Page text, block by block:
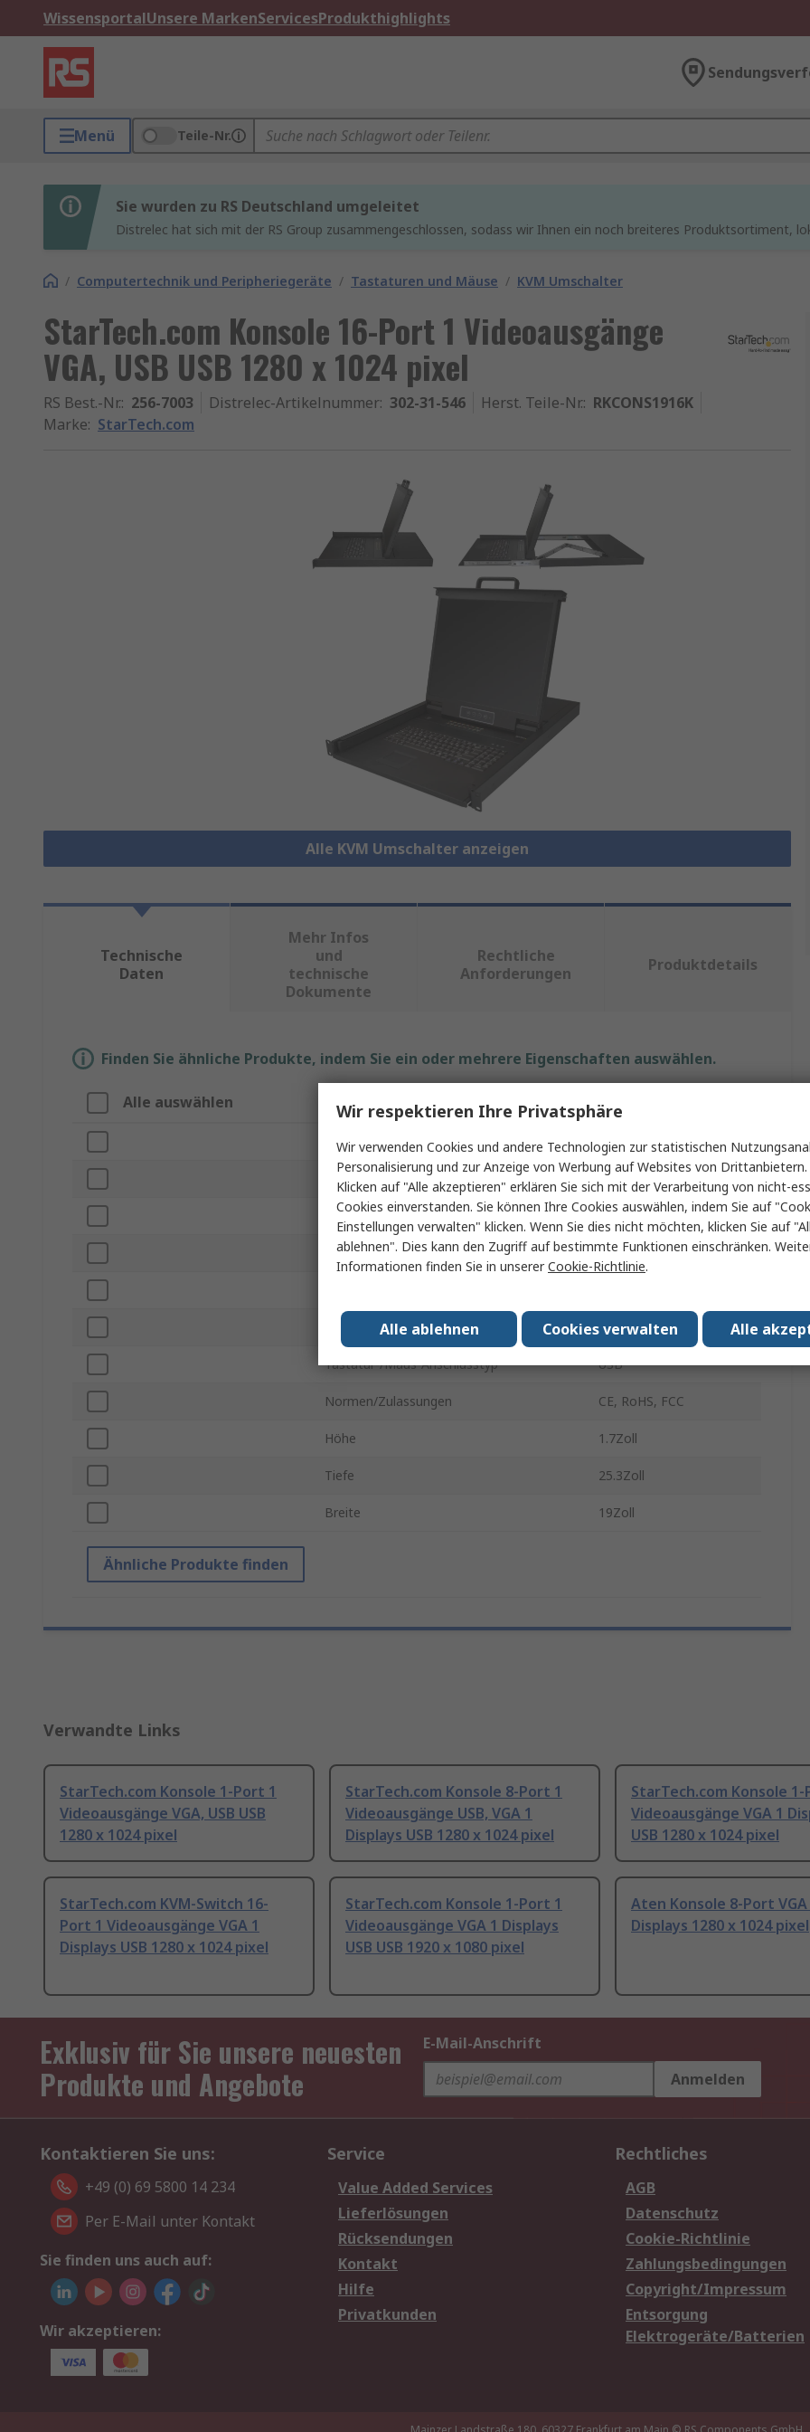
WissensportalUnsere MarkenServicesProdukthighlights
Menü Teile-Nr.
Sie wurden zu RS Deutschland umgeleitet
Distrelec hat sich mit der RS Group zusammengeschlossen, sodass wir Ihnen ein noch breiteres Produktsortiment,
/ Computertechnik und Peripheriegeräte / Tastaturen und Mäuse / KVM Umschalter
StarTech.com Konsole 16-Port 1 Videoausgänge
VGA, USB USB 1280 x 1024 pixel
RS Best.-Nr.: 256-7003 Distrelec-Artikelnummer: 302-31-546 Herst. Teile-Nr.: RKCONS1916K
Marke: StarTech.com
Alle KVM Umschalter anzeigen
Technische
Daten
Mehr Infos
und
technische
Dokumente
Rechtliche
Anforderungen
Produktdetails
Finden Sie ähnliche Produkte, indem Sie ein oder mehrere Eigenschaften auswählen.
Alle auswählen Eigenschaft Wert
Marke StarTech.com
Video-Anschlusstyp VGA, USB
Produkt Typ Konsole
Anzahl der Anschlüsse 16
Auflösung max. 1280 x 1024 pixel
Tastatur-/Maus-Anschlusstyp USB
Normen/Zulassungen CE, RoHS, FCC
Höhe 1.7Zoll
Tiefe 25.3Zoll
Breite 19Zoll
Ähnliche Produkte finden
Verwandte Links
StarTech.com Konsole 1-Port 1
Videoausgänge VGA, USB USB
1280 x 1024 pixel
StarTech.com Konsole 8-Port 1
Videoausgänge USB, VGA 1
Displays USB 1280 x 1024 pixel
StarTech.com Konsole 1-
Videoausgänge VGA 1
USB 1280 x 1024 pixel
StarTech.com KVM-Switch 16-
Port 1 Videoausgänge VGA 1
Displays USB 1280 x 1024 pixel
StarTech.com Konsole 1-Port 1
Videoausgänge VGA 1 Displays
USB USB 1920 x 1080 pixel
Aten Konsole 8-Port VGA
Displays 1280 x 1024 pixel
Exklusiv für Sie unsere neuesten
Produkte und Angebote
E-Mail-Anschrift
Anmelden
Kontaktieren Sie uns:
+49 (0) 69 5800 14 234
Per E-Mail unter Kontakt
Sie finden uns auch auf:
Wir akzeptieren:
Service
Value Added Services
Lieferlösungen
Rücksendungen
Kontakt
Hilfe
Privatkunden
Rechtliches
AGB
Datenschutz
Cookie-Richtlinie
Zahlungsbedingungen
Copyright/Impressum
Entsorgung
Elektrogeräte/Batterien
Wir respektieren Ihre Privatsphäre
Wir verwenden Cookies und andere Technologien zur statistischen
Personalisierung und zur Anzeige von Werbung auf Websites von
Klicken auf "Alle akzeptieren" erklären Sie sich mit der Verarbeitung von nicht-
Cookies einverstanden. Sie können Ihre Cookies auswählen, indem Sie auf
Einstellungen verwalten" klicken. Wenn Sie dies nicht möchten, klicken Sie auf
ablehnen". Dies kann den Zugriff auf bestimmte Funktionen einschränken.
Informationen finden Sie in unsererCookie-Richtlinie.
Alle
Cookies verwalten
Alle ablehnen